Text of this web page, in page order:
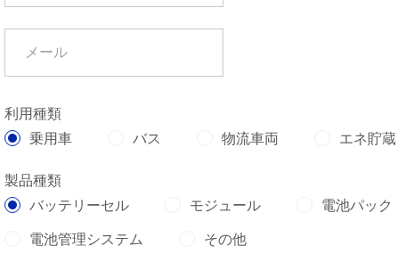
利用種類
乗用車
バス 物流車両 エネ貯蔵
製品種類
バッテリーセル
モジュール
電池パック
電池管理システム
その他